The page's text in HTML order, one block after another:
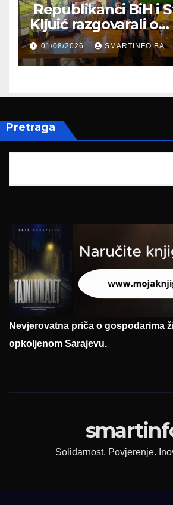
Republikanci BiH i
Kljuić razgovarali o
evropskom putu
Hercegovine
01/08/2026 SMARTINFO.BA
Pretraga
Nevjerovatna priča o gospodarima
opkoljenom Sarajevu.
Solidarnost. Povjerenje.